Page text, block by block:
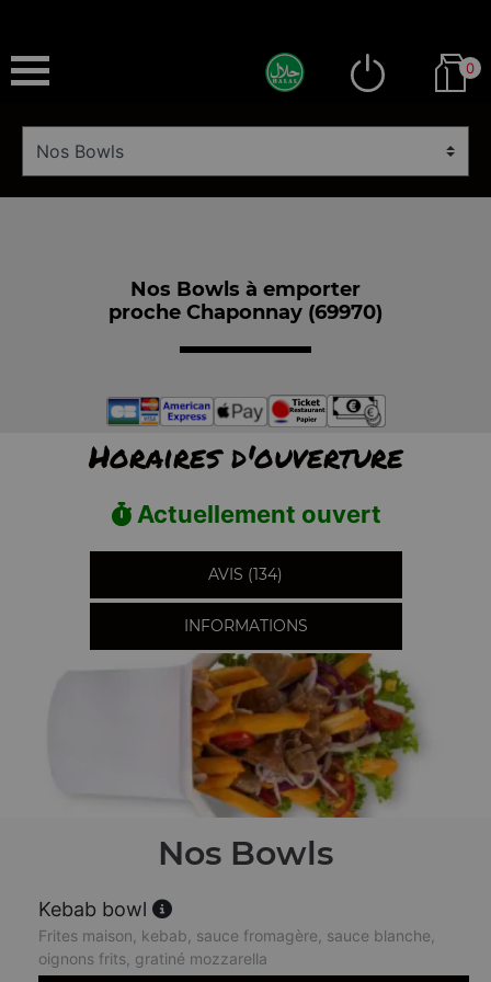
0
Nos Bowls à emporter
proche Chaponnay (69970)
Horaires d'ouverture
Actuellement ouvert
AVIS (134)
INFORMATIONS
Nos Bowls
Kebab bowl
Frites maison, kebab, sauce fromagère, sauce blanche,
oignons frits, gratiné mozzarella